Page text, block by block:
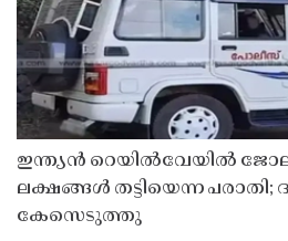
ഇന്ത്യൻ റെയിൽവേയിൽ ജോലി
ലക്ഷങ്ങൾ തട്ടിയെന്ന
കേസെടുത്തു